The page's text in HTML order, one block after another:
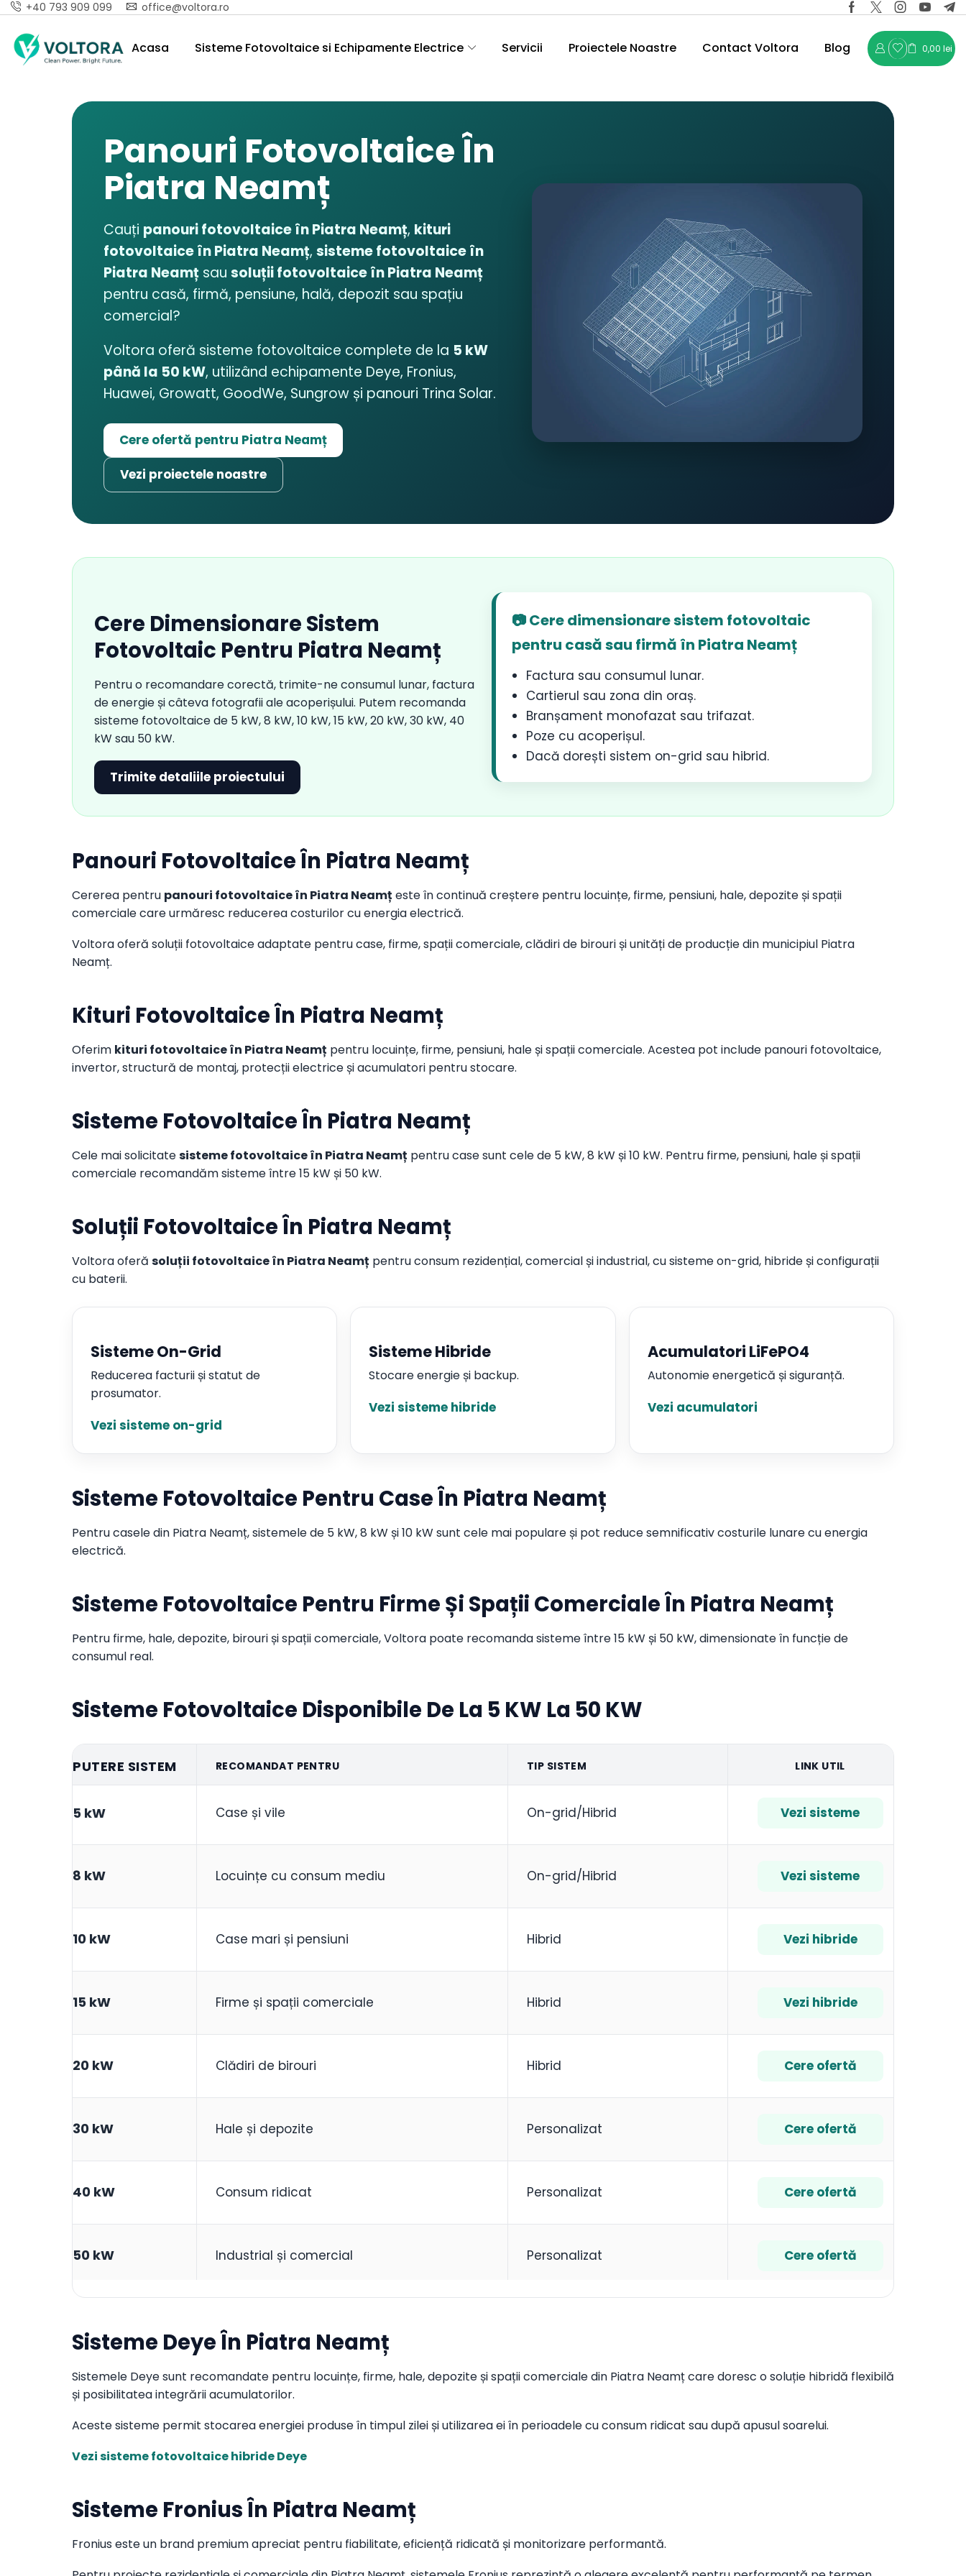
+40 793 909 099 office@voltora.ro
Acasa Sisteme Fotovoltaice si Echipamente Electrice Servicii Proiectele Noastre Contact Voltora Blog 0,00 lei
Panouri Fotovoltaice În
Piatra Neamț
Cauți panouri fotovoltaice în Piatra Neamț, kituri
fotovoltaice în Piatra Neamț, sisteme fotovoltaice în
Piatra Neamț sau soluții fotovoltaice în Piatra Neamț
pentru casă, firmă, pensiune, hală, depozit sau spațiu
comercial?
Voltora oferă sisteme fotovoltaice complete de la 5 kW
până la 50 kW, utilizând echipamente Deye, Fronius,
Huawei, Growatt, GoodWe, Sungrow și panouri Trina Solar.
Cere ofertă pentru Piatra Neamț
Vezi proiectele noastre
Cere Dimensionare Sistem
Fotovoltaic Pentru Piatra Neamț
Pentru o recomandare corectă, trimite-ne consumul lunar, factura
de energie și câteva fotografii ale acoperișului. Putem recomanda
sisteme fotovoltaice de 5 kW, 8 kW, 10 kW, 15 kW, 20 kW, 30 kW, 40
kW sau 50 kW.
Trimite detaliile proiectului
📷 Cere dimensionare sistem fotovoltaic
pentru casă sau firmă în Piatra Neamț
Factura sau consumul lunar.
Cartierul sau zona din oraș.
Branșament monofazat sau trifazat.
Poze cu acoperișul.
Dacă dorești sistem on-grid sau hibrid.
Panouri Fotovoltaice În Piatra Neamț
Cererea pentru panouri fotovoltaice în Piatra Neamț este în continuă creștere pentru locuințe, firme, pensiuni, hale, depozite și spații
comerciale care urmăresc reducerea costurilor cu energia electrică.
Voltora oferă soluții fotovoltaice adaptate pentru case, firme, spații comerciale, clădiri de birouri și unități de producție din municipiul Piatra
Neamț.
Kituri Fotovoltaice În Piatra Neamț
Oferim kituri fotovoltaice în Piatra Neamț pentru locuințe, firme, pensiuni, hale și spații comerciale. Acestea pot include panouri fotovoltaice,
invertor, structură de montaj, protecții electrice și acumulatori pentru stocare.
Sisteme Fotovoltaice În Piatra Neamț
Cele mai solicitatesisteme fotovoltaice în Piatra Neamț pentru case sunt cele de 5 kW, 8 kW și 10 kW. Pentru firme, pensiuni, hale și spații
comerciale recomandăm sisteme între 15 kW și 50 kW.
Soluții Fotovoltaice În Piatra Neamț
Voltora oferă soluții fotovoltaice în Piatra Neamț pentru consum rezidențial, comercial și industrial, cu sisteme on-grid, hibride și configurații
cu baterii.
Sisteme On-Grid
Reducerea facturii și statut de
prosumator.
Vezi sisteme on-grid
Sisteme Hibride
Stocare energie și backup.
Vezi sisteme hibride
Acumulatori LiFePO4
Autonomie energetică și siguranță.
Vezi acumulatori
Sisteme Fotovoltaice Pentru Case În Piatra Neamț
Pentru casele din Piatra Neamț, sistemele de 5 kW, 8 kW și 10 kW sunt cele mai populare și pot reduce semnificativ costurile lunare cu energia
electrică.
Sisteme Fotovoltaice Pentru Firme Și Spații Comerciale În Piatra Neamț
Pentru firme, hale, depozite, birouri și spații comerciale, Voltora poate recomanda sisteme între 15 kW și 50 kW, dimensionate în funcție de
consumul real.
Sisteme Fotovoltaice Disponibile De La 5 KW La 50 KW
PUTERE SISTEM RECOMANDAT PENTRU TIP SISTEM LINK UTIL
5 kW Case și vile On-grid/Hibrid Vezi sisteme
8 kW Locuințe cu consum mediu On-grid/Hibrid Vezi sisteme
10 kW Case mari și pensiuni Hibrid Vezi hibride
15 kW Firme și spații comerciale Hibrid Vezi hibride
20 kW Clădiri de birouri Hibrid Cere ofertă
30 kW Hale și depozite Personalizat Cere ofertă
40 kW Consum ridicat Personalizat Cere ofertă
50 kW Industrial și comercial Personalizat Cere ofertă
Sisteme Deye În Piatra Neamț
Sistemele Deye sunt recomandate pentru locuințe, firme, hale, depozite și spații comerciale din Piatra Neamț care doresc o soluție hibridă flexibilă
și posibilitatea integrării acumulatorilor.
Aceste sisteme permit stocarea energiei produse în timpul zilei și utilizarea ei în perioadele cu consum ridicat sau după apusul soarelui.
Vezi sisteme fotovoltaice hibride Deye
Sisteme Fronius În Piatra Neamț
Fronius este un brand premium apreciat pentru fiabilitate, eficiență ridicată și monitorizare performantă.